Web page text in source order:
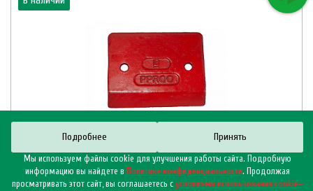
Внешняя прямоугольная
лопасть для
бетоносмесителя Sicoma MP
Подробнее Принять
Мы используем файлы cookie для улучшения работы сайта. Подробную
информацию вы найдете в Политике конфиденциальности. Продолжая
просматривать этот сайт, вы соглашаетесь с условиями использования cookie–